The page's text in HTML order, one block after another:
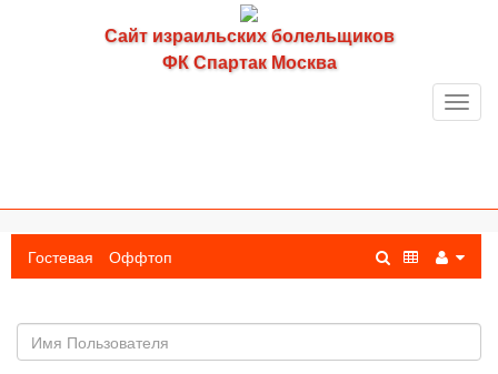
Сайт израильских болельщиков
ФК Спартак Москва
Гостевая Оффтоп
пользователя